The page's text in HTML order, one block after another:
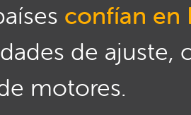
confían en
de ajuste,
motores.